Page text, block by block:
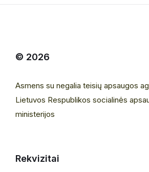
© 2026
Asmens su negalia teisių apsaugos
Lietuvos Respublikos socialinės
ministerijos
Rekvizitai